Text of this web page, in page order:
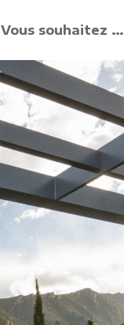
Vous souhaitez …